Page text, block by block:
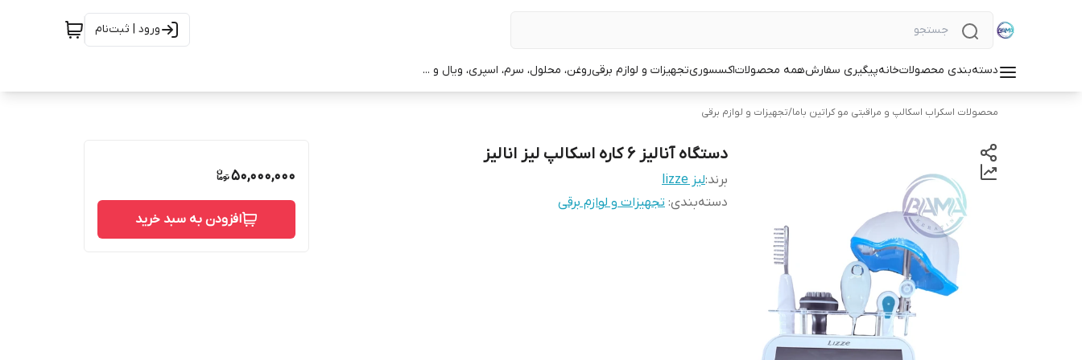
ورود | ثبت‌نام
دسته‌بندی محصولاتخانهپیگیری سفارشهمه محصولاتاکسسوریتجهیزات و لوازم برقیروغن، محلول، سرم، اسپری، ویال و ...
محصولات اسکراب اسکالپ و مراقبتی مو کراتین باما/تجهیزات و لوازم برقی
دستگاه آنالیز ۶ کاره اسکالپ لیز انالیز
برند:لیز lizze
دسته‌بندی: تجهیزات و لوازم برقی
50,000,000
افزودن به سبد خرید